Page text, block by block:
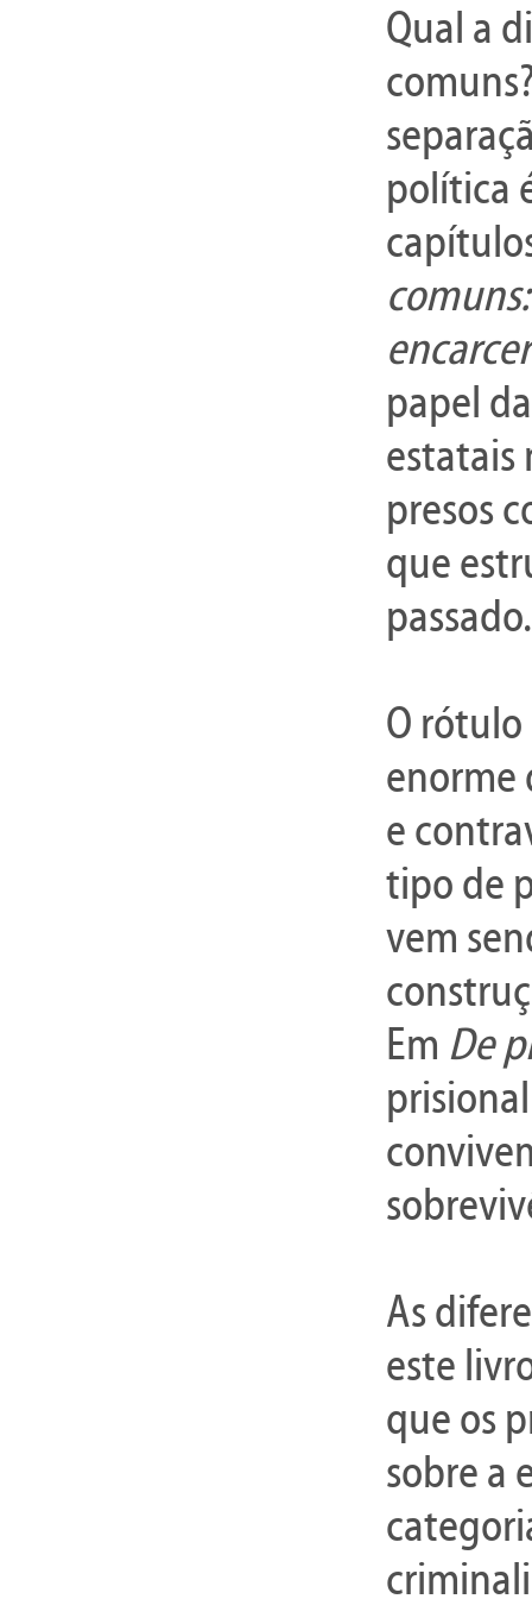
Qual a
política
papel
estatais
presos
que
passado.
O rótulo
enorme
e
tipo de
vem
Em De
As
este
que os
sobre a